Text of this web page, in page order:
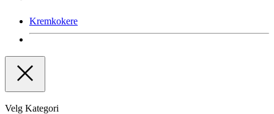
Kremkokere
Velg Kategori